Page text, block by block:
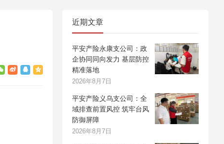
近期文章
平安产险永康支公司：政
企协同同向发力 基层防控
精准落地
2026年8月7日
平安产险义乌支公司：全
域排查前置风控 筑牢台风
防御屏障
2026年8月7日